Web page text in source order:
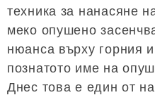
техника за нанасяне
меко опушено
нюанса върху горния
познатото име на
Днес това е един от